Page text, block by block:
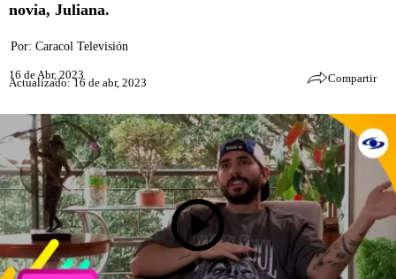
novia, Juliana.
Por: Caracol Televisión
16 de Abr, 2023
Actualizado: 16 de abr, 2023 Compartir